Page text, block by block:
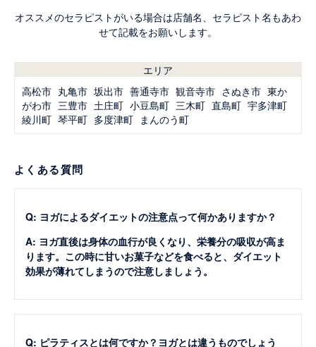
オススメのセラピストがいる場合は店舗名、セラピスト名もあわ
せて記載をお願いします。
エリア
高松市 丸亀市 坂出市 善通寺市 観音寺市 さぬき市 東か
がわ市 三豊市 土庄町 小豆島町 三木町 直島町 宇多津町
綾川町 琴平町 多度津町 まんのう町
よくある質問
Q: ヨガによるダイエットの注意点って何かありますか？
A: ヨガ直後は身体の血行が良くなり、栄養分の吸収が高ま
ります。この時に甘いお菓子などを食べると、ダイエット
効果が薄れてしまうので注意しましょう。
Q: ピラティスとは何ですか？ヨガとは違うものでしょう